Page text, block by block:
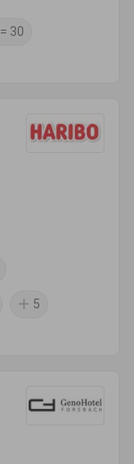
30
5